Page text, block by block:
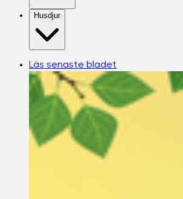
Husdjur
Läs senaste bladet